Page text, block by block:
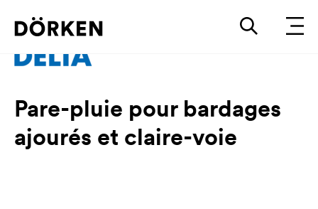
Pare-pluie pour bardages
ajourés et claire-voie